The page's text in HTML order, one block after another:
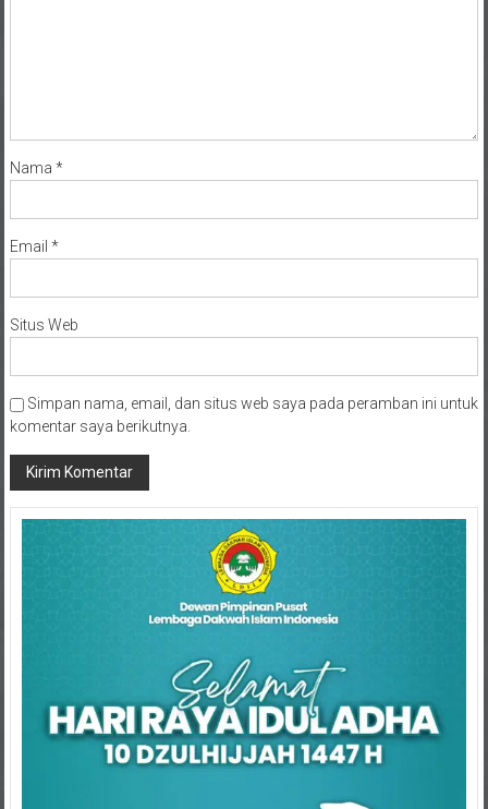
Nama*
Email*
Situs Web
Simpan nama, email, dan situs web saya pada peramban ini untuk
komentar saya berikutnya.